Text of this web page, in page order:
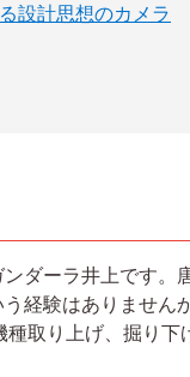
設計思想のカメラ
ダーラ井上です
う経験はありませ
取り上げ、掘り下